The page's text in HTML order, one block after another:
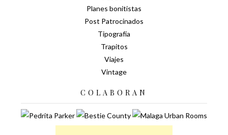
Planes bonitistas
Post Patrocinados
Tipografía
Trapitos
Viajes
Vintage
COLABORAN